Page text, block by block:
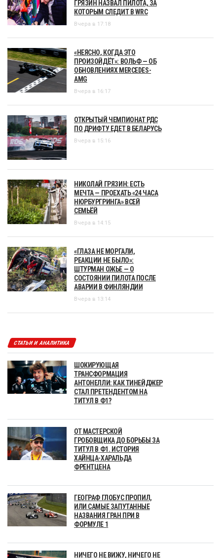
ГРЯЗИН НАЗВАЛ ПИЛОТА, ЗА
КОТОРЫМ СЛЕДИТ В WRC
Вчера в 17:18
«НЕЯСНО, КОГДА ЭТО
ПРОИЗОЙДЁТ»: ВОЛЬФ — ОБ
ОБНОВЛЕНИЯХ MERCEDES-
AMG
Вчера в 16:17
ОТКРЫТЫЙ ЧЕМПИОНАТ РДС
ПО ДРИФТУ ЕДЕТ В БЕЛАРУСЬ
Вчера в 15:16
НИКОЛАЙ ГРЯЗИН: ЕСТЬ
МЕЧТА — ПРОЕХАТЬ «24 ЧАСА
НЮРБУРГРИНГА» ВСЕЙ
СЕМЬЁЙ
Вчера в 14:15
«ГЛАЗА НЕ МОРГАЛИ,
РЕАКЦИИ НЕ БЫЛО»:
ШТУРМАН ОЖЬЕ — О
СОСТОЯНИИ ПИЛОТА ПОСЛЕ
АВАРИИ В ФИНЛЯНДИИ
Вчера в 13:14
СТАТЬИ И АНАЛИТИКА
ШОКИРУЮЩАЯ
ТРАНСФОРМАЦИЯ
АНТОНЕЛЛИ: КАК ТИНЕЙДЖЕР
СТАЛ ПРЕТЕНДЕНТОМ НА
ТИТУЛ В Ф1?
ОТ МАСТЕРСКОЙ
ГРОБОВЩИКА ДО БОРЬБЫ ЗА
ТИТУЛ В Ф1. ИСТОРИЯ
ХАЙНЦА-ХАРАЛЬДА
ФРЕНТЦЕНА
ГЕОГРАФ ГЛОБУС ПРОПИЛ,
ИЛИ САМЫЕ ЗАПУТАННЫЕ
НАЗВАНИЯ ГРАН ПРИ В
ФОРМУЛЕ 1
НИЧЕГО НЕ ВИЖУ, НИЧЕГО НЕ